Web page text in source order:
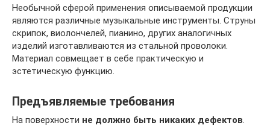
Необычной сферой применения описываемой продукции
являются различные музыкальные инструменты. Струны
скрипок, виолончелей, пианино, других аналогичных
изделий изготавливаются из стальной проволоки.
Материал совмещает в себе практическую и
эстетическую функцию.
Предъявляемые требования
На поверхности не должно быть никаких дефектов.